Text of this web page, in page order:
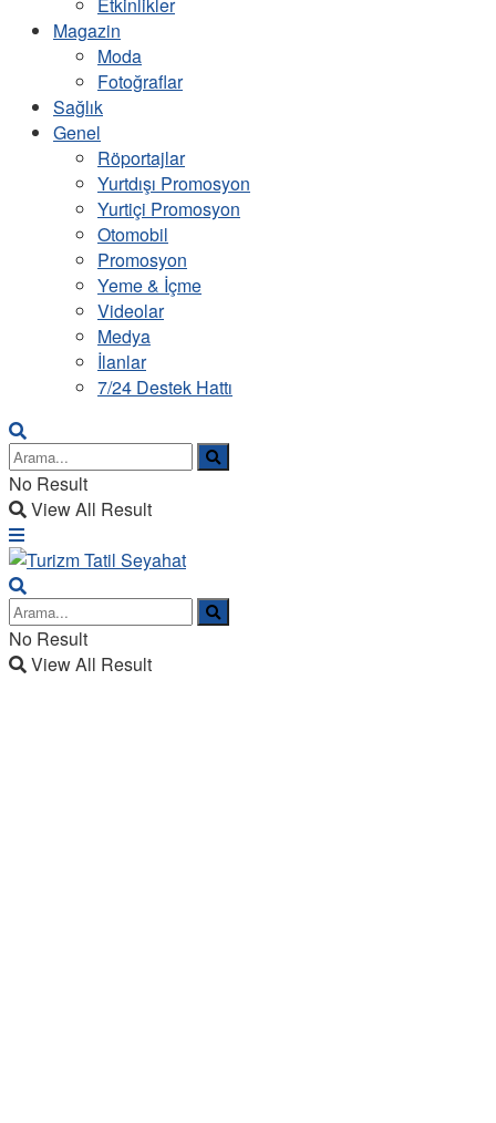
Magazin
Moda
Fotoğraflar
Sağlık
Genel
Röportajlar
Yurtdışı Promosyon
Yurtiçi Promosyon
Otomobil
Promosyon
Yeme & İçme
Videolar
Medya
İlanlar
7/24 Destek Hattı
No Result
View All Result
No Result
View All Result